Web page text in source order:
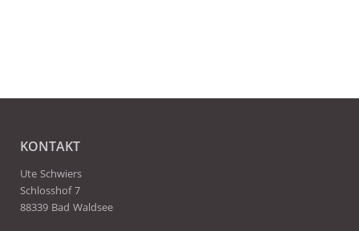
KONTAKT
Ute Schwiers
Schlosshof 7
88339 Bad Waldsee